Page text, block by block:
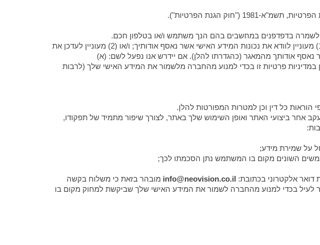
הנך יכול לעדכן את המידע האישי שלך באופן עצמאי דרך האתר www.neovision.co.il במידה והנך: (1) מעוניין לוודא את נכונות המידע האישי אשר נאסף אודותיך; ו/או (2) מעוניין לעדכן את
האישי; ו/או (4) מעוניין למחוק את המידע אשר נאסף אודותך מהמאגר (כהגדרתו להלן). אם יידרש אנו נפעל לשם: (א)
פרטיות זו בכדי למנוע מהחברה מלשמור את המידע האישי שלך (לרבות
אחר ביצועי האתר ואופן השימוש שלך באתר, לצורך שיפור מתמיד של תפקודו,
info@neovision.co.il מובהר בזאת כי משלוח בקשה
בכדי למנוע מהחברה לשמור את המידע האישי שלך שביקשת למחוק מקום בו